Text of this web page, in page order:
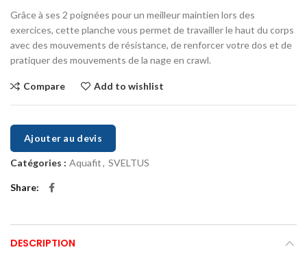
Grâce à ses 2 poignées pour un meilleur maintien lors des
exercices, cette planche vous permet de travailler le haut du corps
avec des mouvements de résistance, de renforcer votre dos et de
pratiquer des mouvements de la nage en crawl.
Compare Add to wishlist
Ajouter au devis
Catégories : Aquafit, SVELTUS
Share
DESCRIPTION